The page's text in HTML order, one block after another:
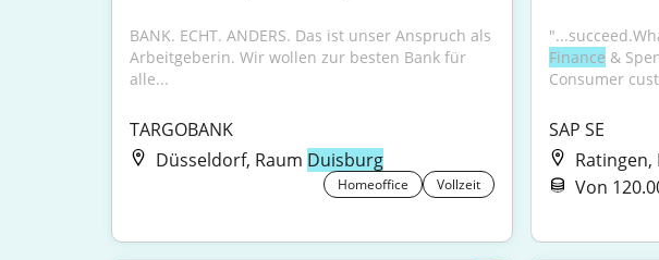
BANK. ECHT. ANDERS. Das ist unser Anspruch als
Arbeitgeberin. Wir wollen zur besten Bank für
alle...
TARGOBANK
Düsseldorf, Raum Duisburg
Homeoffice Vollzeit
Finance &
Consumer
SAP SE
Ratingen,
Von